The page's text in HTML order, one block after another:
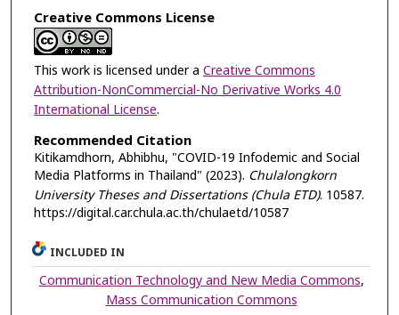
Creative Commons License
This work is licensed under a Creative Commons
Attribution-NonCommercial-No Derivative Works 4.0
International License.
Recommended Citation
Kitikamdhorn, Abhibhu, "COVID-19 Infodemic and Social
Media Platforms in Thailand" (2023). Chulalongkorn
University Theses and Dissertations (Chula ETD). 10587.
https://digital.car.chula.ac.th/chulaetd/10587
INCLUDED IN
Communication Technology and New Media Commons,
Mass Communication Commons